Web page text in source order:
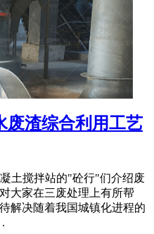
废渣综合利用工艺
土搅拌站的"砼行"们介绍废
大家在三废处理上有所帮
解决随着我国城镇化进程的